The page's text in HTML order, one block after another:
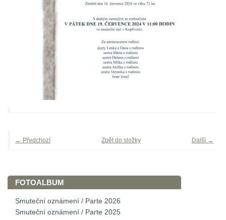
← Předchozí Další →
Zpět do složky
FOTOALBUM
Smuteční oznámení / Parte 2026
Smuteční oznámení / Parte 2025